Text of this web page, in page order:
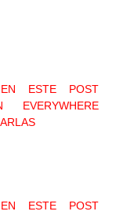
ESTE POST
ESTE POST